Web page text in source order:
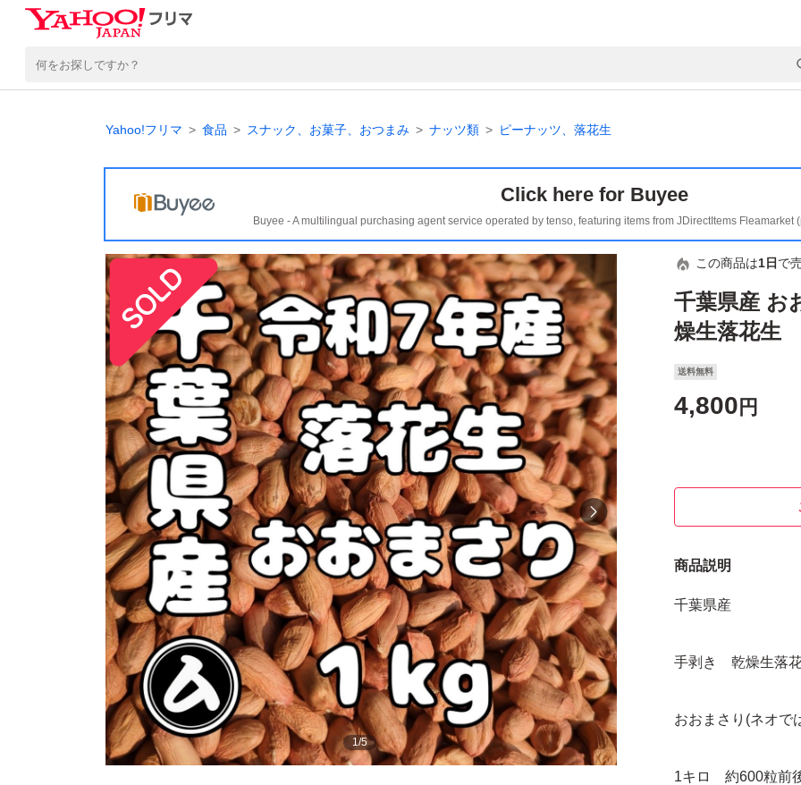
Yahoo!フリマ 食品 スナック、お菓子、おつまみ ナッツ類 ピーナッツ、落花生
Click here for Buyee
Buyee - A multilingual purchasing agent service operated by tenso, featuring items from JDirectItems Fleamarket
1/5
この商品は1日 で
千葉県産 お
燥生落花生
送料無料
4,800 円
商品説明
千葉県産
手剥き 乾燥生落
おおまさり(ネオで
1キロ 約600粒前